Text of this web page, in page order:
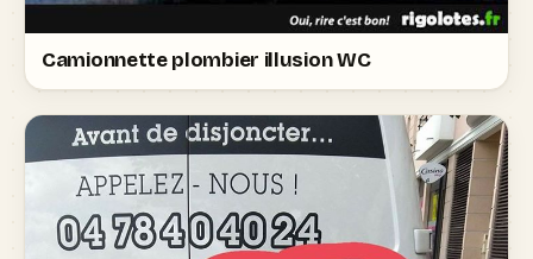
Camionnette plombier illusion WC